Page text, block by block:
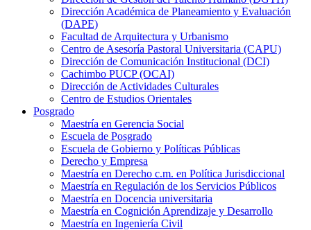
Dirección Académica de Planeamiento y Evaluación
(DAPE)
Facultad de Arquitectura y Urbanismo
Centro de Asesoría Pastoral Universitaria (CAPU)
Dirección de Comunicación Institucional (DCI)
Cachimbo PUCP (OCAI)
Dirección de Actividades Culturales
Centro de Estudios Orientales
Posgrado
Maestría en Gerencia Social
Escuela de Posgrado
Escuela de Gobierno y Políticas Públicas
Derecho y Empresa
Maestría en Derecho c.m. en Política Jurisdiccional
Maestría en Regulación de los Servicios Públicos
Maestría en Docencia universitaria
Maestría en Cognición Aprendizaje y Desarrollo
Maestría en Ingeniería Civil